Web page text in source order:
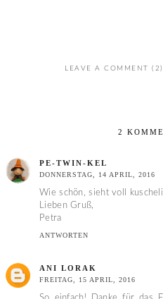
LEAVE A COMMENT (2)
2
PE-TWIN-KEL
DONNERSTAG, 14 APRIL, 2016
Wie schön, sieht voll
Lieben Gruß,
Petra
ANTWORTEN
ANI LORAK
FREITAG, 15 APRIL, 2016